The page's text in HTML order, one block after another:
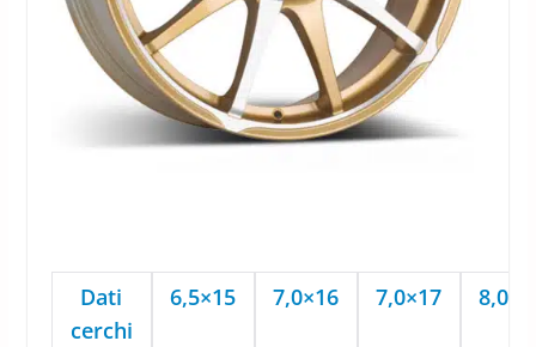
Dati
cerchi
6,5×15 7,0×16 7,0×17